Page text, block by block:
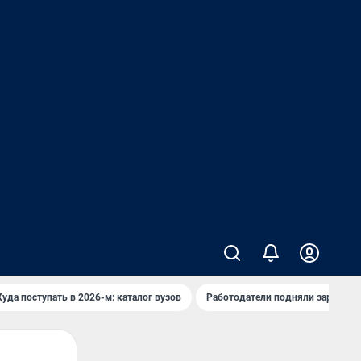
поступать в 2026-м: каталог вузов Работодатели подняли